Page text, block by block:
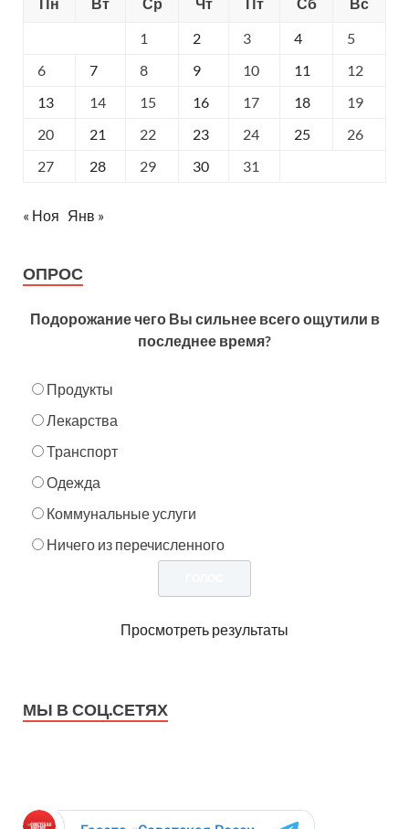
1
2 3 4
5
6
7 8 9 10 11
12
13
14 15 16 17 18
19
20
21 22 23 24 25
26
27
28 29 30 31
« Ноя Янв »
ОПРОС
Подорожание чего Вы сильнее всего ощутили в
последнее время?
Продукты
Лекарства
Транспорт
Одежда
Коммунальные услуги
Ничего из перечисленного
Просмотреть результаты
МЫ В СОЦ.СЕТЯХ